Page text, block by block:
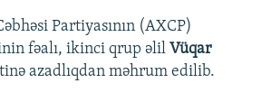
Partiyasının (AXCP)
fəalı, ikinci qrup əlil Vüqar
azadlıqdan məhrum edilib.